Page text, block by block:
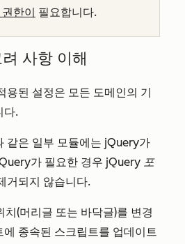
한이 필요합니다.
사항 이해
용된 설정은 모든 도메인의 기
다.
같은 일부 모듈에는 jQuery가
가 필요한 경우 jQuery 포
거되지 않습니다.
(머리글 또는 바닥글)를 변경
종속된 스크립트를 업데이트